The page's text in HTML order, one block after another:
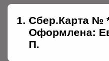
Сбер.Карта №
Оформлена:
П.